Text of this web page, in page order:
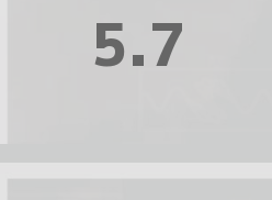
5.7